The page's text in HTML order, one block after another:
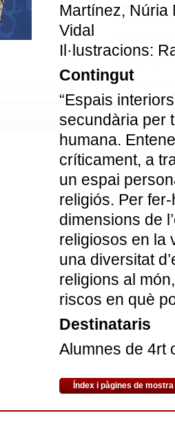
Martínez, Núria
Vidal
Il·lustracions:
Contingut
“Espais
secundària per
humana.
críticament, a
un espai
religiós. Per
dimensions de
religiosos en la
una diversitat
religions al
riscos en què
Destinataris
Alumnes de 4rt
Índex i pàgines de mostra